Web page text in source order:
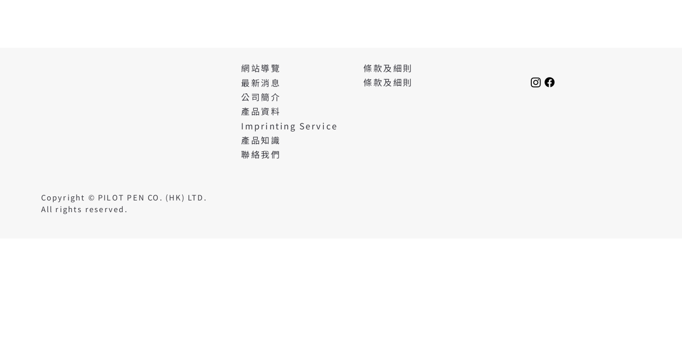
網站導覽
最新消息
公司簡介
產品資料
Imprinting Service
產品知識
聯絡我們
條款及細則
條款及細則
Copyright © PILOT PEN CO. (HK) LTD.
All rights reserved.